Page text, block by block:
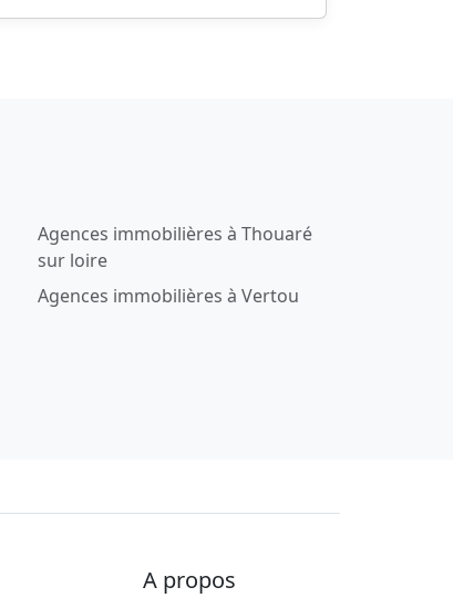
Agences immobilières à Thouaré
sur loire
Agences immobilières à Vertou
A propos